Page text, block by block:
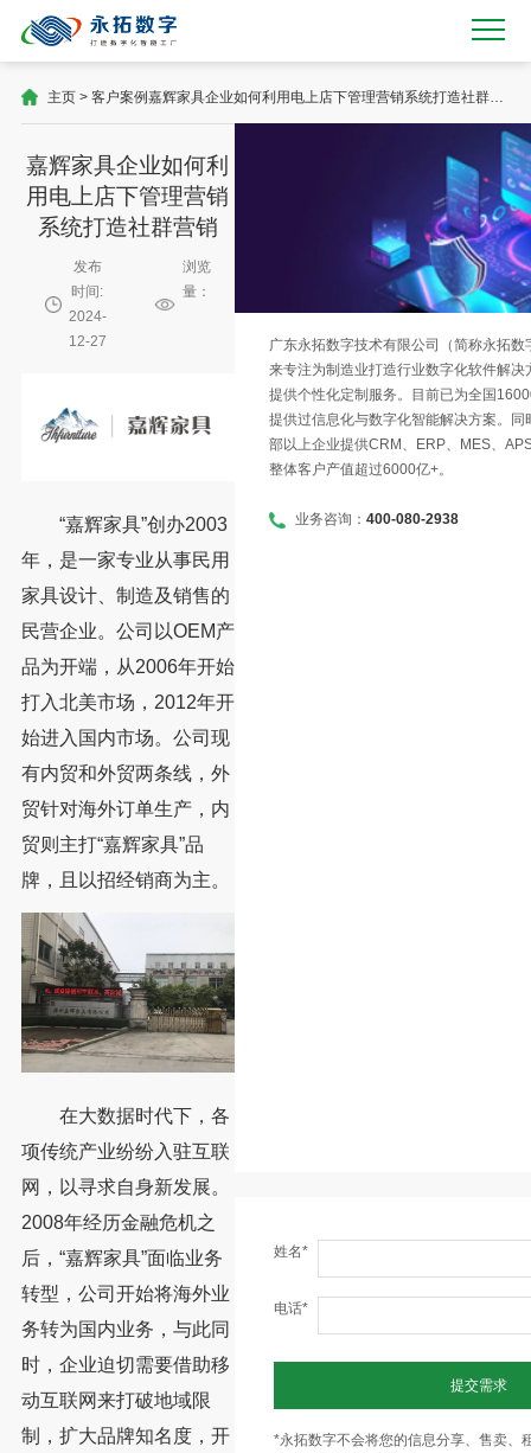
主页> 客户案例嘉辉家具企业如何利用电上店下管理营销系统打造社群营
销
嘉辉家具企业如何利
用电上店下管理营销
系统打造社群营销
发布
时间:
2024-
12-27
浏览
量：
“嘉辉家具”创办2003
年，是一家专业从事民用
家具设计、制造及销售的
民营企业。公司以OEM产
品为开端，从2006年开始
打入北美市场，2012年开
始进入国内市场。公司现
有内贸和外贸两条线，外
贸针对海外订单生产，内
贸则主打“嘉辉家具”品
牌，且以招经销商为主。
在大数据时代下，各
项传统产业纷纷入驻互联
网，以寻求自身新发展。
2008年经历金融危机之
后，“嘉辉家具”面临业务
转型，公司开始将海外业
务转为国内业务，与此同
时，企业迫切需要借助移
动互联网来打破地域限
制，扩大品牌知名度，开
广东永拓数字技术有限公司（简称永拓
来专注为制造业打造行业数字化软件解决
提供个性化定制服务。目前已为全国
提供过信息化与数字化智能解决方案。
部以上企业提供CRM、ERP、MES、
整体客户产值超过6000亿+。
业务咨询： 400-080-2938
姓名*
电话*
提交需求
*永拓数字不会将您的信息分享、售卖、